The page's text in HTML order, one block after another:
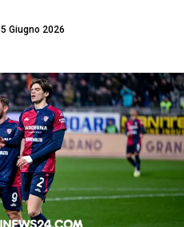
5 Giugno 2026